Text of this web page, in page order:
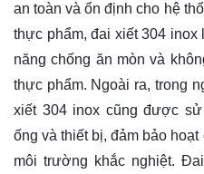
an toàn và ổn định cho hệ
thực phẩm, đai xiết 304
năng chống ăn mòn và
thực phẩm. Ngoài ra, trong
xiết 304 inox cũng được
ống và thiết bị, đảm bảo
môi trường khắc nghiệt.